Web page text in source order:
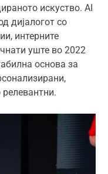
искуство. AI
дијалогот со
интерните
уште во 2022
основа за